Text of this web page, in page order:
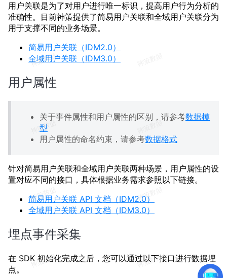
用户关联是为了对用户进行唯一标识，提高用户行为分析的
准确性。目前神策提供了简易用户关联和全域用户关联分为
用于支撑不同的业务场景。
简易用户关联（IDM2.0）
全域用户关联（IDM3.0）
用户属性
关于事件属性和用户属性的区别，请参考数据模
型
用户属性的命名约束，请参考数据格式
针对简易用户关联和全域用户关联两种场景，用户属性的设
置对应不同的接口，具体根据业务需求参照以下链接。
简易用户关联 API 文档（IDM2.0）
全域用户关联 API 文档（IDM3.0）
埋点事件采集
在 SDK 初始化完成之后，您可以通过以下接口进行数据埋
点。